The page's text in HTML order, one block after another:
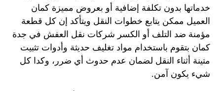
خدماتها بدون تكلفة إضافية أو بعروض مميزة كمان
العميل ممكن يتابع خطوات النقل ويتأكد إن كل قطعة
مؤمنة ضد التلف أو الكسر شركات نقل العفش في جدة
كمان بتقوم باستخدام مواد تغليف حديثة وأدوات تثبيت
متينة أثناء النقل لضمان عدم حدوث أي ضرر، وكدا كل
شيء يكون آمن.